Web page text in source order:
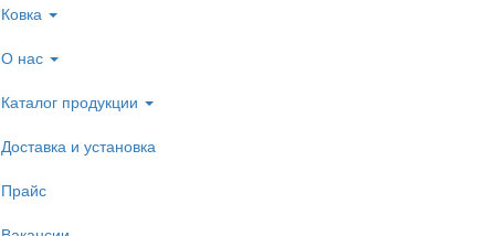
Ковка
О нас
Каталог продукции
Доставка и установка
Прайс